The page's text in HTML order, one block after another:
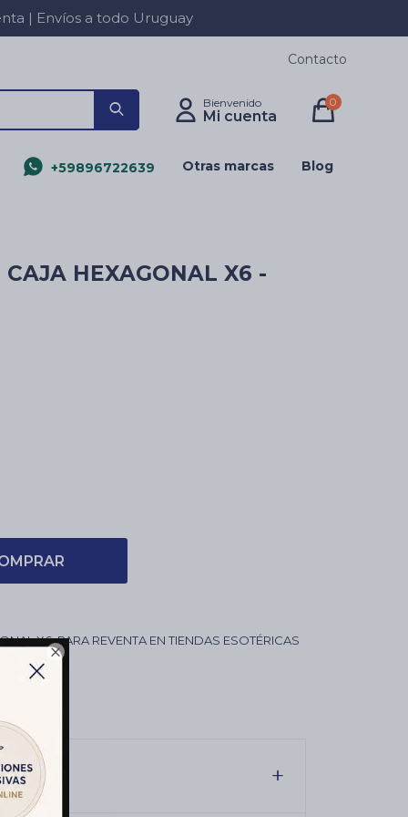

| Envíos a todo Uruguay
+59896722639 Otras marcas Blog
0
Contacto
HEXAGONAL X6 -
X6. PARA REVENTA EN TIENDAS ESOTÉRICAS